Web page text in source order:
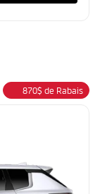
870$ de Rabais